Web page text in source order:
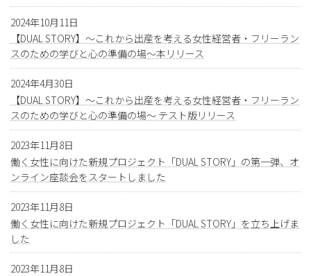
2024年10月11日
【DUAL STORY】〜これから出産を考える女性経営者・フリーラン
スのための学びと心の準備の場〜本リリース
2024年4月30日
【DUAL STORY】〜これから出産を考える女性経営者・フリーラン
スのための学びと心の準備の場〜 テスト版リリース
2023年11月8日
働く女性に向けた新規プロジェクト「DUAL STORY」の第一弾、オ
ンライン座談会をスタートしました
2023年11月8日
働く女性に向けた新規プロジェクト「DUAL STORY」を立ち上げま
した
2023年11月8日